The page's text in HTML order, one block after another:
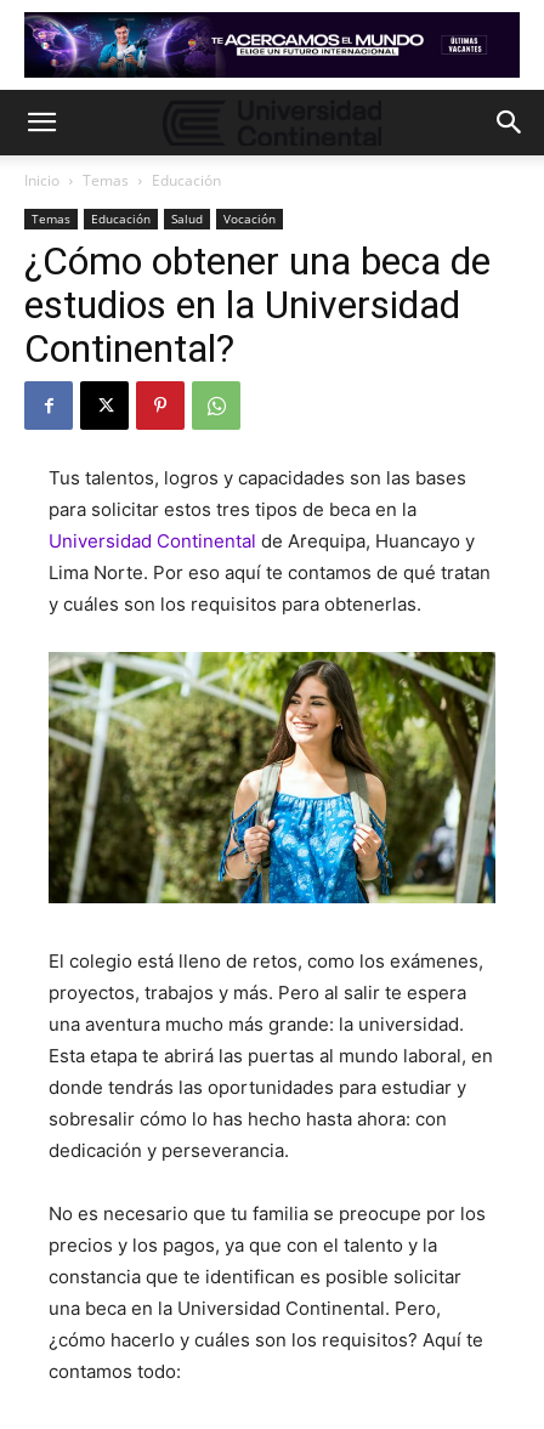
Inicio Temas Educación
Temas Educación Salud Vocación
¿Cómo obtener una beca de
estudios en la Universidad
Continental?
Tus talentos, logros y capacidades son las bases
para solicitar estos tres tipos de beca en la
Universidad Continental de Arequipa, Huancayo y
Lima Norte. Por eso aquí te contamos de qué tratan
y cuáles son los requisitos para obtenerlas.
El colegio está lleno de retos, como los exámenes,
proyectos, trabajos y más. Pero al salir te espera
una aventura mucho más grande: la universidad.
Esta etapa te abrirá las puertas al mundo laboral, en
donde tendrás las oportunidades para estudiar y
sobresalir cómo lo has hecho hasta ahora: con
dedicación y perseverancia.
No es necesario que tu familia se preocupe por los
precios y los pagos, ya que con el talento y la
constancia que te identifican es posible solicitar
una beca en la Universidad Continental. Pero,
¿cómo hacerlo y cuáles son los requisitos? Aquí te
contamos todo: